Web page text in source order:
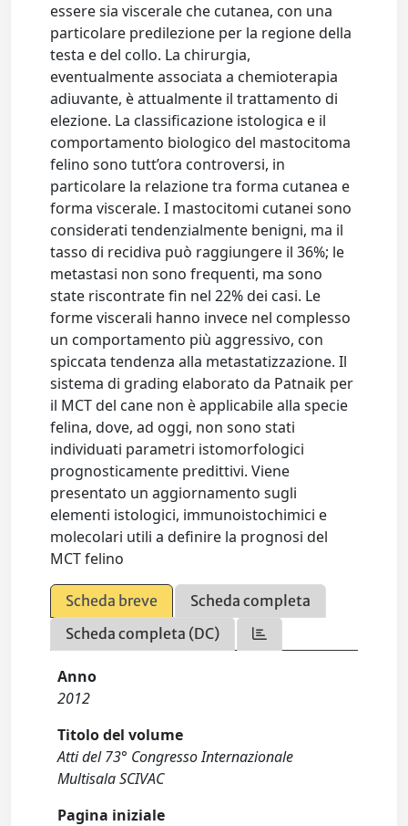
essere sia viscerale che cutanea, con una
particolare predilezione per la regione della
testa e del collo. La chirurgia,
eventualmente associata a chemioterapia
adiuvante, è attualmente il trattamento di
elezione. La classificazione istologica e il
comportamento biologico del mastocitoma
felino sono tutt’ora controversi, in
particolare la relazione tra forma cutanea e
forma viscerale. I mastocitomi cutanei sono
considerati tendenzialmente benigni, ma il
tasso di recidiva può raggiungere il 36%; le
metastasi non sono frequenti, ma sono
state riscontrate fin nel 22% dei casi. Le
forme viscerali hanno invece nel complesso
un comportamento più aggressivo, con
spiccata tendenza alla metastatizzazione. Il
sistema di grading elaborato da Patnaik per
il MCT del cane non è applicabile alla specie
felina, dove, ad oggi, non sono stati
individuati parametri istomorfologici
prognosticamente predittivi. Viene
presentato un aggiornamento sugli
elementi istologici, immunoistochimici e
molecolari utili a definire la prognosi del
MCT felino
Scheda breve
Scheda completa
Scheda completa (DC)
Anno
2012
Titolo del volume
Atti del 73° Congresso Internazionale
Multisala SCIVAC
Pagina iniziale